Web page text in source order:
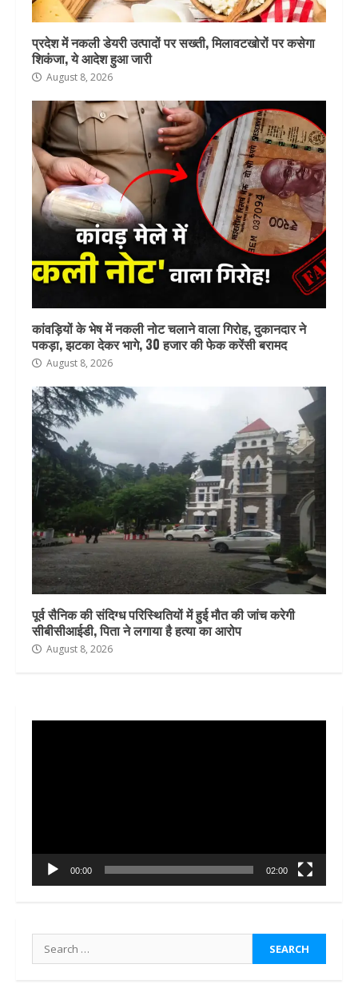
प्रदेश में नकली डेयरी उत्पादों पर सख्ती, मिलावटखोरों पर कसेगा
शिकंजा, ये आदेश हुआ जारी
August 8, 2026
कांवड़ियों के भेष में नकली नोट चलाने वाला गिरोह, दुकानदार ने
पकड़ा, झटका देकर भागे, 30 हजार की फेक करेंसी बरामद
August 8, 2026
पूर्व सैनिक की संदिग्ध परिस्थितियों में हुई मौत की जांच करेगी
सीबीसीआईडी, पिता ने लगाया है हत्या का आरोप
August 8, 2026
00:00 02:00
Search
for: